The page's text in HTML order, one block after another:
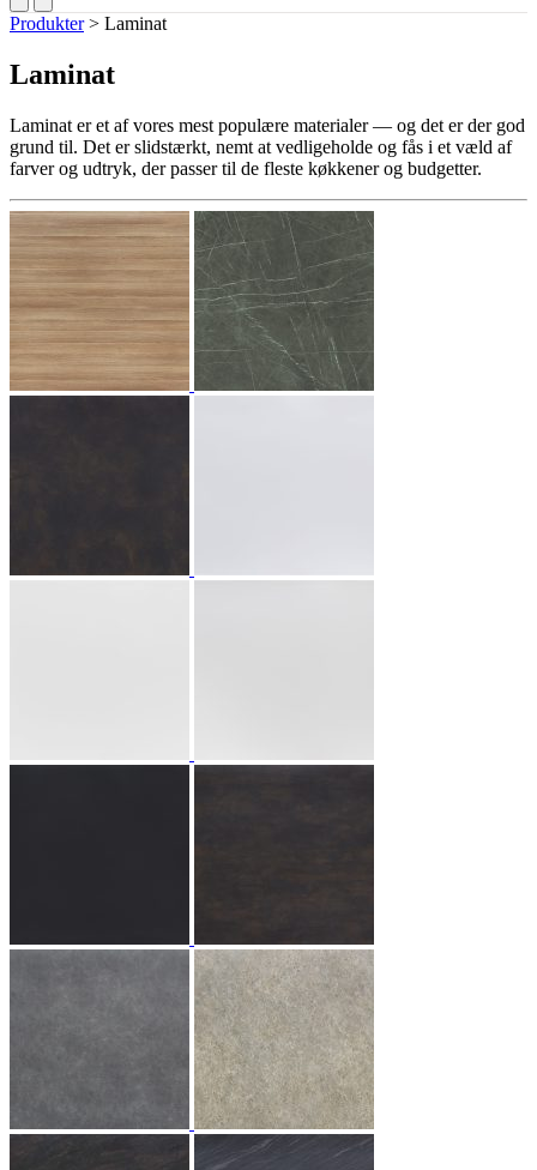
Produkter > Laminat
Laminat
Laminat er et af vores mest populære materialer — og det er der god
grund til. Det er slidstærkt, nemt at vedligeholde og fås i et væld af
farver og udtryk, der passer til de fleste køkkener og budgetter.